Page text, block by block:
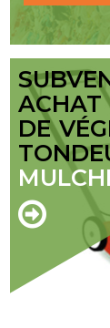
ACHAT
DE